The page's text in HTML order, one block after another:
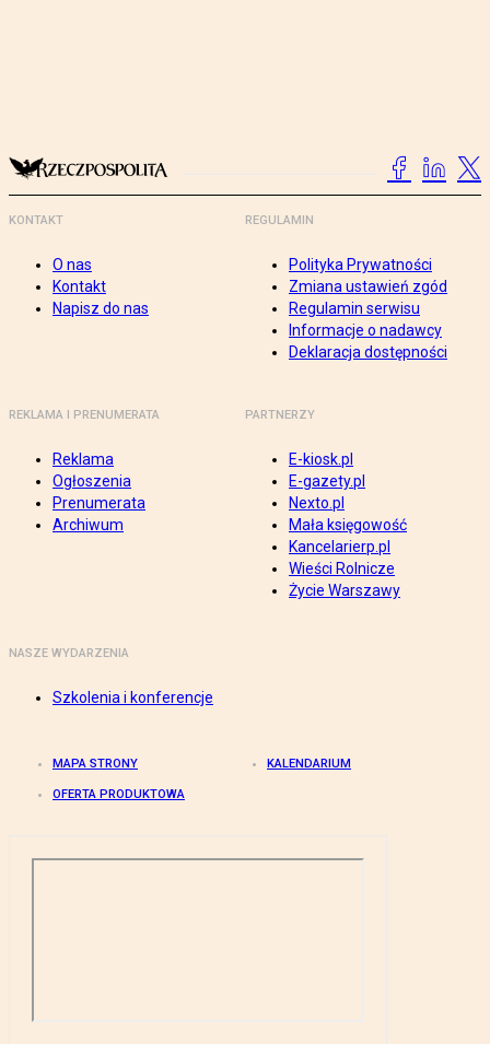
KONTAKT
O nas
Kontakt
Napisz do nas
REGULAMIN
Polityka Prywatności
Zmiana ustawień zgód
Regulamin serwisu
Informacje o nadawcy
Deklaracja dostępności
REKLAMA I PRENUMERATA
Reklama
Ogłoszenia
Prenumerata
Archiwum
PARTNERZY
E-kiosk.pl
E-gazety.pl
Nexto.pl
Mała księgowość
Kancelarierp.pl
Wieści Rolnicze
Życie Warszawy
NASZE WYDARZENIA
Szkolenia i konferencje
MAPA STRONY KALENDARIUM
OFERTA PRODUKTOWA